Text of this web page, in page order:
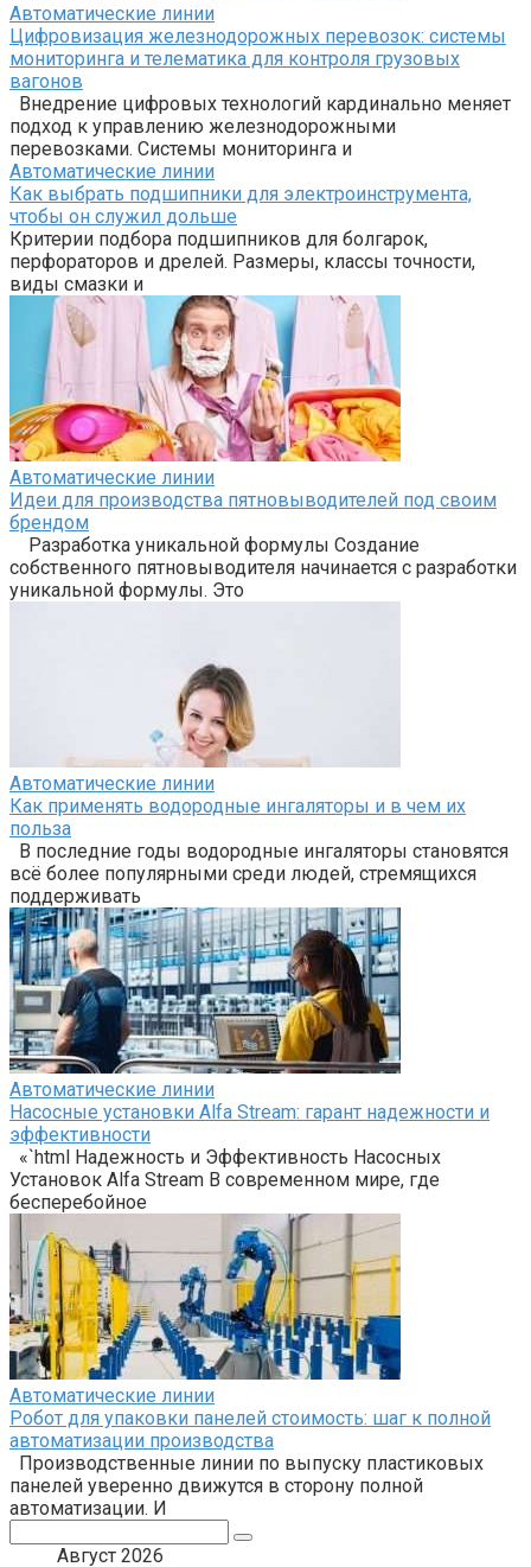
Автоматические линии
Цифровизация железнодорожных перевозок: системы
мониторинга и телематика для контроля грузовых
вагонов
Внедрение цифровых технологий кардинально меняет
подход к управлению железнодорожными
перевозками. Системы мониторинга и
Автоматические линии
Как выбрать подшипники для электроинструмента,
чтобы он служил дольше
Критерии подбора подшипников для болгарок,
перфораторов и дрелей. Размеры, классы точности,
виды смазки и
Автоматические линии
Идеи для производства пятновыводителей под своим
брендом
Разработка уникальной формулы Создание
собственного пятновыводителя начинается с разработки
уникальной формулы. Это
Автоматические линии
Как применять водородные ингаляторы и в чем их
польза
В последние годы водородные ингаляторы становятся
всё более популярными среди людей, стремящихся
поддерживать
Автоматические линии
Насосные установки Alfa Stream: гарант надежности и
эффективности
«`html Надежность и Эффективность Насосных
Установок Alfa Stream В современном мире, где
бесперебойное
Автоматические линии
Робот для упаковки панелей стоимость: шаг к полной
автоматизации производства
Производственные линии по выпуску пластиковых
панелей уверенно движутся в сторону полной
автоматизации. И
Август 2026